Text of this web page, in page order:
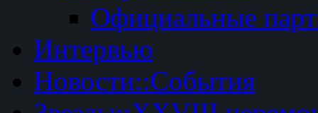
Официальные
Интервью
Новости::События